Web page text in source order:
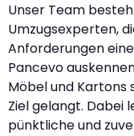
Unser Team
Umzugsexperten,
Anforderungen
Pancevo
Möbel und Kartons
Ziel gelangt. Dabei
pünktliche und